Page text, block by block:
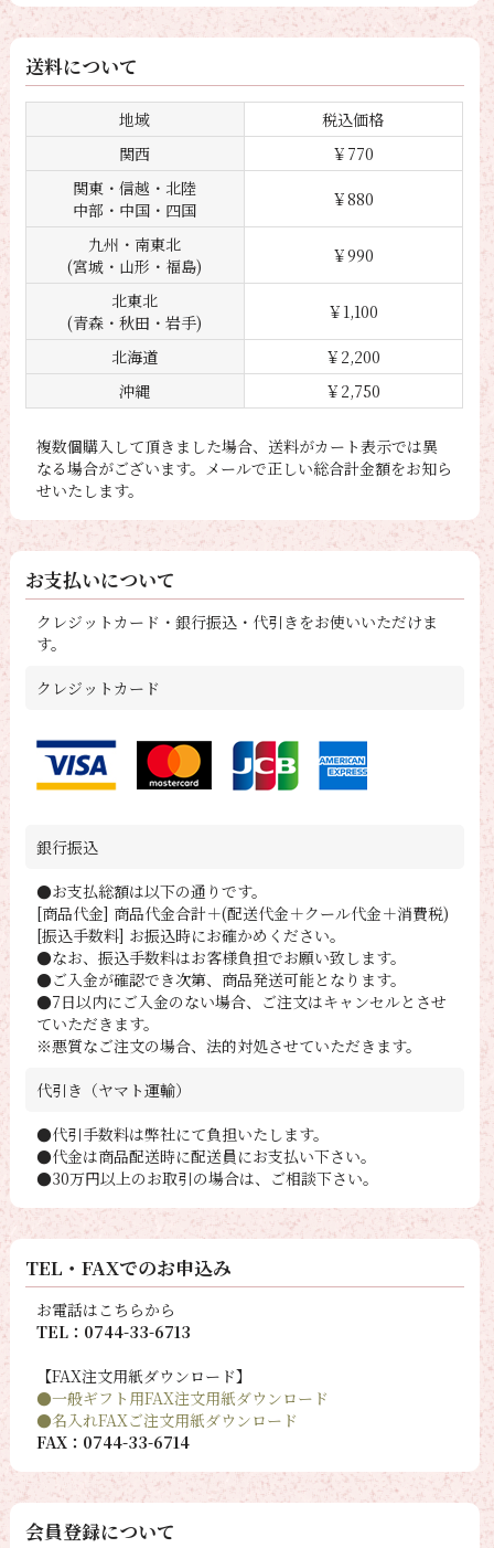
送料について
地域
税込価格
関西
￥770
関東・信越・北陸
中部・中国・四国
￥880
九州・南東北
(宮城・山形・福島)
￥990
北東北
(青森・秋田・岩手)
￥1,100
北海道
￥2,200
沖縄
￥2,750
複数個購入して頂きました場合、送料がカート表示では異
なる場合がございます。メールで正しい総合計金額をお知ら
せいたします。
お支払いについて
クレジットカード・銀行振込・代引きをお使いいただけま
す。
クレジットカード
銀行振込
●お支払総額は以下の通りです。
[商品代金] 商品代金合計＋(配送代金＋クール代金＋消費税)
[振込手数料] お振込時にお確かめください。
●なお、振込手数料はお客様負担でお願い致します。
●ご入金が確認でき次第、商品発送可能となります。
●7日以内にご入金のない場合、ご注文はキャンセルとさせ
ていただきます。
※悪質なご注文の場合、法的対処させていただきます。
代引き（ヤマト運輸）
●代引手数料は弊社にて負担いたします。
●代金は商品配送時に配送員にお支払い下さい。
●30万円以上のお取引の場合は、ご相談下さい。
TEL・FAXでのお申込み
お電話はこちらから
TEL：0744-33-6713
【FAX注文用紙ダウンロード】
●一般ギフト用FAX注文用紙ダウンロード
●名入れFAXご注文用紙ダウンロード
FAX：0744-33-6714
会員登録について